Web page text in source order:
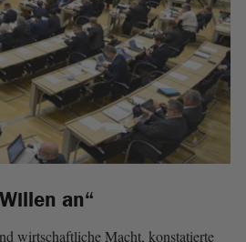
an“
wirtschaftliche Macht, konstatierte